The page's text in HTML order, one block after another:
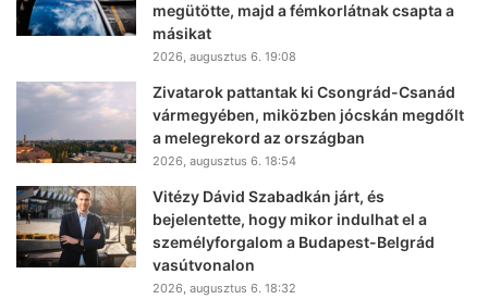
megütötte, majd a fémkorlátnak csapta a
másikat
2026, augusztus 6. 19:08
Zivatarok pattantak ki Csongrád-Csanád
vármegyében, miközben jócskán megdőlt
a melegrekord az országban
2026, augusztus 6. 18:54
Vitézy Dávid Szabadkán járt, és
bejelentette, hogy mikor indulhat el a
személyforgalom a Budapest-Belgrád
vasútvonalon
2026, augusztus 6. 18:32